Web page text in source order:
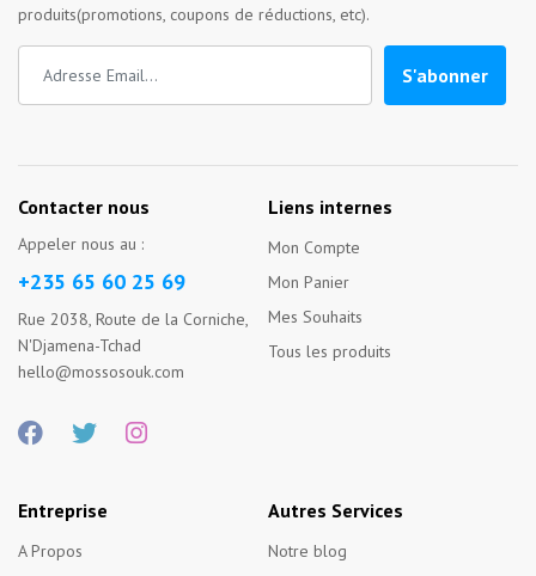
produits(promotions, coupons de réductions, etc).
S'abonner
Contacter nous
Appeler nous au :
+235 65 60 25 69
Rue 2038, Route de la Corniche,
N'Djamena-Tchad
hello@mossosouk.com
Liens internes
Mon Compte
Mon Panier
Mes Souhaits
Tous les produits
Entreprise
A Propos
Autres Services
Notre blog